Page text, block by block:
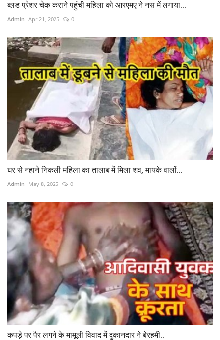
ब्लड प्रेशर चेक कराने पहुंची महिला को आरएमए ने नस में लगाया...
Admin Apr 21, 2025 0
घर से नहाने निकली महिला का तालाब में मिला शव, मायके वालों...
Admin May 8, 2025 0
कपड़े पर पैर लगने के मामूली विवाद में दुकानदार ने बेरहमी...